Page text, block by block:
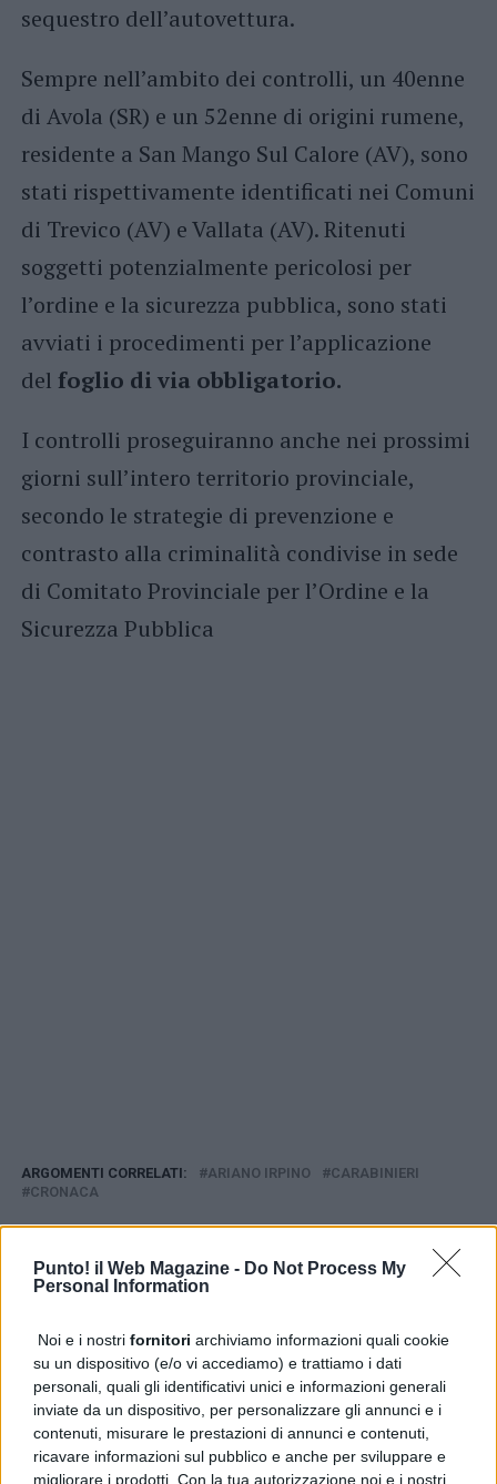
Punto! il Web Magazine - Do Not Process My
Personal Information
Noi e i nostri fornitori archiviamo informazioni quali cookie
su un dispositivo (e/o vi accediamo) e trattiamo i dati
personali, quali gli identificativi unici e informazioni generali
inviate da un dispositivo, per personalizzare gli annunci e i
contenuti, misurare le prestazioni di annunci e contenuti,
ricavare informazioni sul pubblico e anche per sviluppare e
migliorare i prodotti. Con la tua autorizzazione noi e i nostri
sequestro dell’autovettura.
Sempre nell’ambito dei controlli, un 40enne
di Avola (SR) e un 52enne di origini rumene,
residente a San Mango Sul Calore (AV), sono
stati rispettivamente identificati nei Comuni
di Trevico (AV) e Vallata (AV). Ritenuti
soggetti potenzialmente pericolosi per
l’ordine e la sicurezza pubblica, sono stati
avviati i procedimenti per l’applicazione
del foglio di via obbligatorio.
I controlli proseguiranno anche nei prossimi
giorni sull’intero territorio provinciale,
secondo le strategie di prevenzione e
contrasto alla criminalità condivise in sede
di Comitato Provinciale per l’Ordine e la
Sicurezza Pubblica
ARGOMENTI CORRELATI: ARIANO IRPINO
CARABINIERI
CRONACA
AVANTI IL ​​PROSSIMO
Napoli, spaccio ai Quartieri Spagnoli: fermato con 1,3 kg
di droga
Qualiano, nuova segnalazione rifiuti in via Falcone a
Fellapane
PUBBLICITÀ